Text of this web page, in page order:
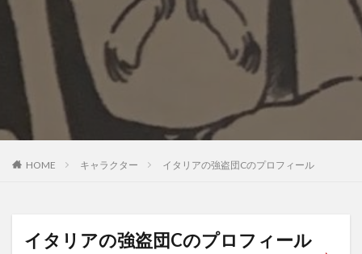
HOME キャラクター イタリアの強盗団Cのプロフィール
イタリアの強盗団Cのプロフィール